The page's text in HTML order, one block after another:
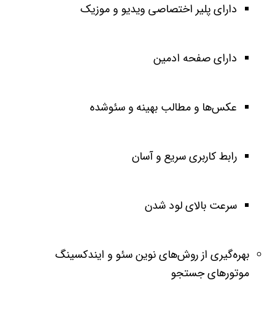
دارای پلیر اختصاصی ویدیو و موزیک
دارای صفحه ادمین
عکس‌ها و مطالب بهینه و سئو‌شده
رابط کاربری سریع و آسان
سرعت بالای لود شدن
بهره‌گیری از روش‌های نوین سئو و ایندکسینگ
موتورهای جستجو